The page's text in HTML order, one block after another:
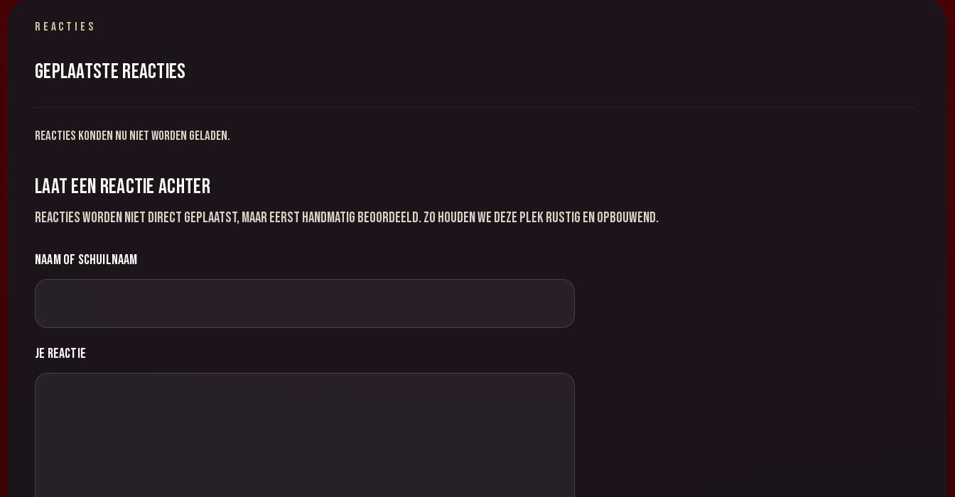
REACTIES
Geplaatste reacties
Reacties konden nu niet worden geladen.
Laat een reactie achter
Reacties worden niet direct geplaatst, maar eerst handmatig beoordeeld. Zo houden we deze plek rustig en opbouwend.
Naam of schuilnaam
Je reactie